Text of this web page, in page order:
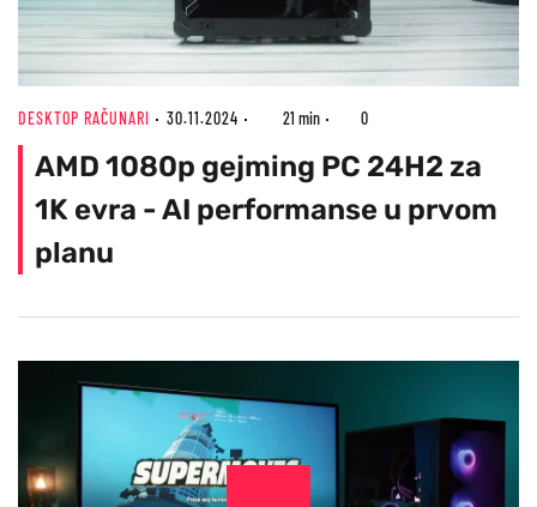
DESKTOP RAČUNARI 30.11.2024 21 min 0
AMD 1080p gejming PC 24H2 za
1K evra - AI performanse u prvom
planu